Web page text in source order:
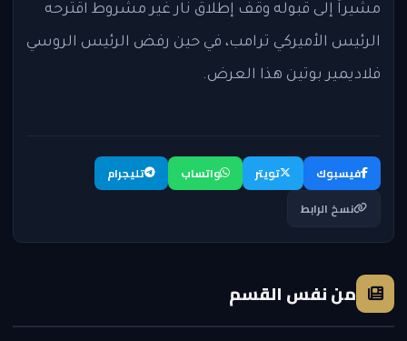
مشيراً إلى قبوله وقف إطلاق نار غير مشروط اقترحه
الرئيس الأميركي ترامب، في حين رفض الرئيس الروسي
فلاديمير بوتين هذا العرض.
فيسبوك تويتر واتساب
تليجرام
نسخ الرابط
من نفس القسم